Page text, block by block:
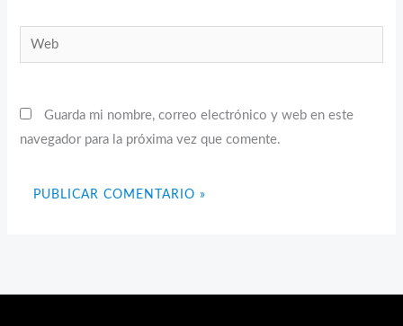
Web
Guarda mi nombre, correo electrónico y web en este
navegador para la próxima vez que comente.